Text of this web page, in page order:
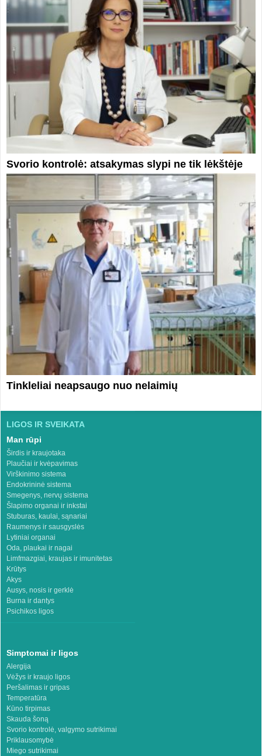
Svorio kontrolė: atsakymas slypi ne tik lėkštėje
Tinkleliai neapsaugo nuo nelaimių
LIGOS IR SVEIKATA
Man rūpi
Širdis ir kraujotaka
Plaučiai ir kvėpavimas
Virškinimo sistema
Endokrininė sistema
Smegenys, nervų sistema
Šlapimo organai ir inkstai
Stuburas, kaulai, sąnariai
Raumenys ir sausgyslės
Lytiniai organai
Oda, plaukai ir nagai
Limfmazgiai, kraujas ir imunitetas
Krūtys
Akys
Ausys, nosis ir gerklė
Burna ir dantys
Psichikos ligos
Simptomai ir ligos
Alergija
Vėžys ir kraujo ligos
Peršalimas ir gripas
Temperatūra
Kūno tirpimas
Skauda šoną
Svorio kontrolė, valgymo sutrikimai
Priklausomybė
Miego sutrikimai